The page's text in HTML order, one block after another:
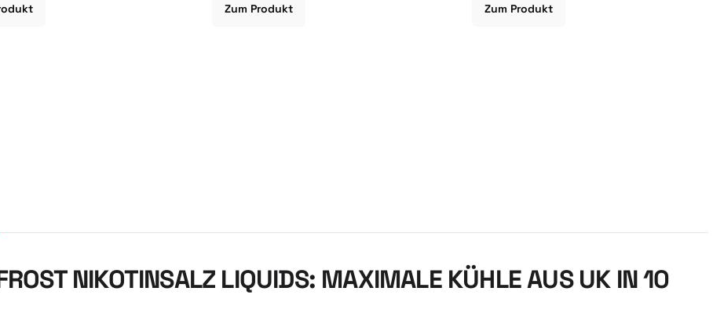
Zum Produkt Zum Produkt
NIKOTINSALZ LIQUIDS: MAXIMALE KÜHLE AUS UK IN 10